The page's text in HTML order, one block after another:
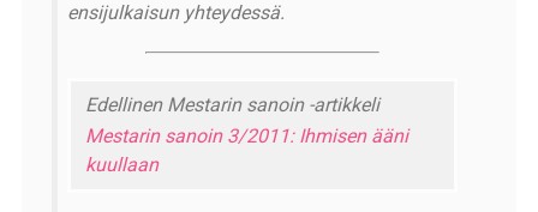
ensijulkaisun yhteydessä.
Edellinen Mestarin sanoin -artikkeli
Mestarin sanoin 3/2011: Ihmisen ääni
kuullaan